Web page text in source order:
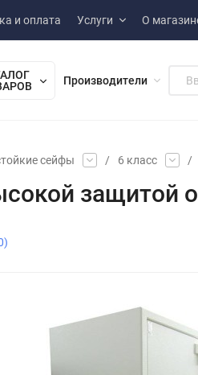
и оплата Услуги О
Производители
сейфы / 6 класс /
защитой